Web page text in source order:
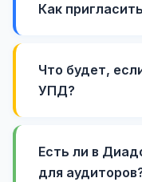
Как
Что будет,
УПД?
Есть ли в
для